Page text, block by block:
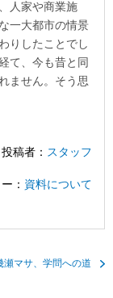
人家や商業施
一大都市の情景
りしたことでし
て、今も昔と同
ません。そう思
投稿者： スタッフ
： 資料について
瀬マサ、学問への道